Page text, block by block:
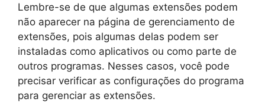
Lembre-se de que algumas extensões podem
não aparecer na página de gerenciamento de
extensões, pois algumas delas podem ser
instaladas como aplicativos ou como parte de
outros programas. Nesses casos, você pode
precisar verificar as configurações do programa
para gerenciar as extensões.